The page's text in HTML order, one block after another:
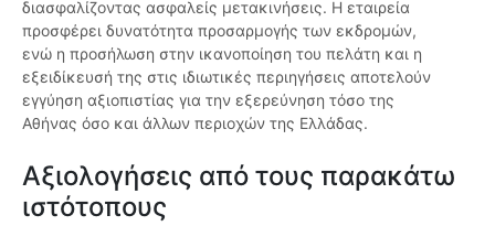
διασφαλίζοντας ασφαλείς μετακινήσεις. Η εταιρεία
προσφέρει δυνατότητα προσαρμογής των εκδρομών,
ενώ η προσήλωση στην ικανοποίηση του πελάτη και η
εξειδίκευσή της στις ιδιωτικές περιηγήσεις αποτελούν
εγγύηση αξιοπιστίας για την εξερεύνηση τόσο της
Αθήνας όσο και άλλων περιοχών της Ελλάδας.
Αξιολογήσεις από τους παρακάτω
ιστότοπους